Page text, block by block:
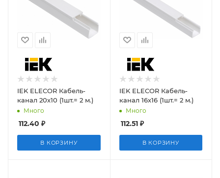
IEK ELECOR Кабель-
канал 20х10 (1шт.= 2 м.)
Много
112.40 ₽
В КОРЗИНУ
IEK ELECOR Кабель-
канал 16х16 (1шт.= 2 м.)
Много
112.51₽
В КОРЗИНУ